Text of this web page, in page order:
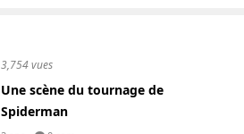
3,754 vues
Une scène du tournage de
Spiderman